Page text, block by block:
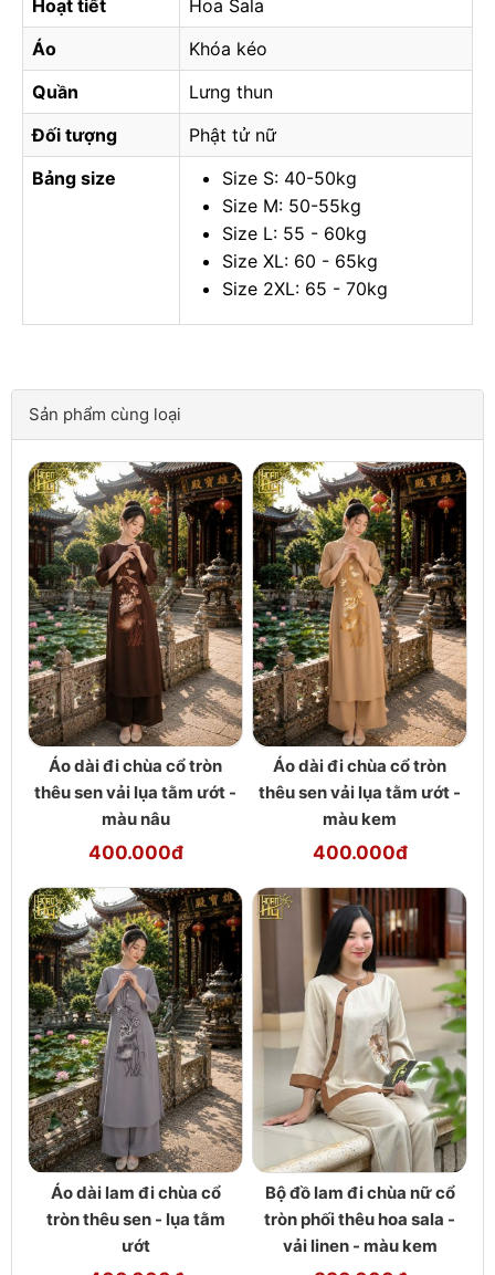
Hoạt tiết
Hoa Sala
Áo
Khóa kéo
Quần
Lưng thun
Đối tượng
Phật tử nữ
Bảng size
Size S: 40-50kg
Size M: 50-55kg
Size L: 55 - 60kg
Size XL: 60 - 65kg
Size 2XL: 65 - 70kg
Sản phẩm cùng loại
Áo dài đi chùa cổ tròn
thêu sen vải lụa tằm ướt -
màu nâu
400.000đ
Áo dài đi chùa cổ tròn
thêu sen vải lụa tằm ướt -
màu kem
400.000đ
Áo dài lam đi chùa cổ
tròn thêu sen - lụa tằm
ướt
Bộ đồ lam đi chùa nữ cổ
tròn phối thêu hoa sala -
vải linen - màu kem